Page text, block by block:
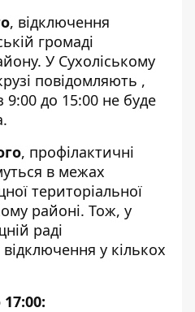
, відключення
громаді
У Сухоліському
повідомляють ,
9:00 до 15:00 не буде
, профілактичні
в межах
територіальної
районі. Тож, у
раді
у кількох